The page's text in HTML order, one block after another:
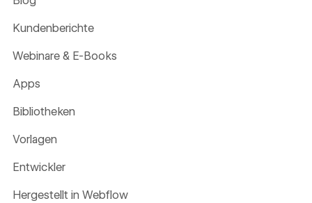
Kundenberichte
Webinare & E-Books
Apps
Bibliotheken
Vorlagen
Entwickler
Hergestellt in Webflow